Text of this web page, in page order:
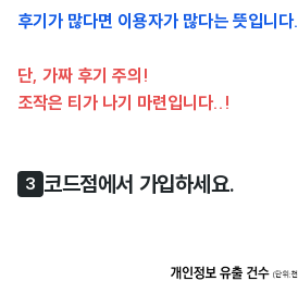
후기가 많다면 이용자가 많다는 뜻입니다.
단, 가짜 후기 주의!
조작은 티가 나기 마련입니다..!
3 코드점에서 가입하세요.